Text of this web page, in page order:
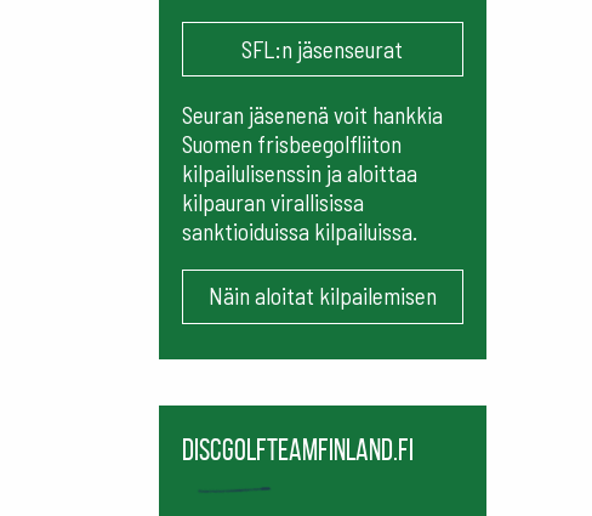
SFL:n jäsenseurat
Seuran jäsenenä voit hankkia
Suomen frisbeegolfliiton
kilpailulisenssin ja aloittaa
kilpauran virallisissa
sanktioiduissa kilpailuissa.
Näin aloitat kilpailemisen
Discgolfteamfinland.fi